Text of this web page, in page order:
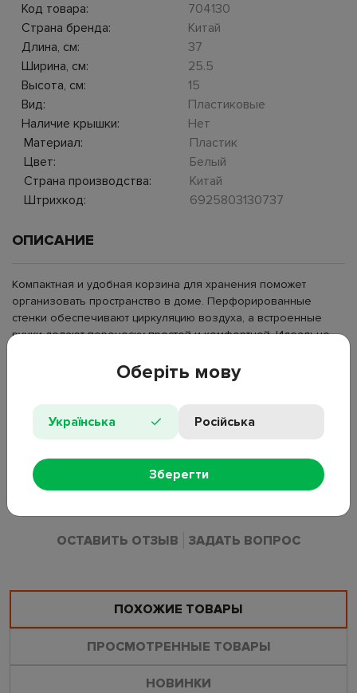
Код товара:
704130
Страна бренда:
Китай
Длина, см:
37
Ширина, см:
25.5
Высота, см:
15
Вид:
Пластиковые
Наличие крышки:
Нет
Материал:
Пластик
Цвет:
Белый
Страна производства:
Китай
Штрихкод:
6925803130737
ОПИСАНИЕ
Компактная и удобная корзина для хранения поможет
организовать пространство в доме. Перфорированные
стенки обеспечивают циркуляцию воздуха, а встроенные
ручки делают переноску простой и комфортной. Идеально
Тип: корзина для хранения;
Размер: 37×25,5×15 см;
Материал: пластик;
Ручки: есть;
Назначение: для хранения вещей и белья;
ОСТАВИТЬ ОТЗЫВ ЗАДАТЬ ВОПРОС
ПОХОЖИЕ ТОВАРЫ
ПРОСМОТРЕННЫЕ ТОВАРЫ
НОВИНКИ
Оберіть мову
Українська Російська
Зберегти